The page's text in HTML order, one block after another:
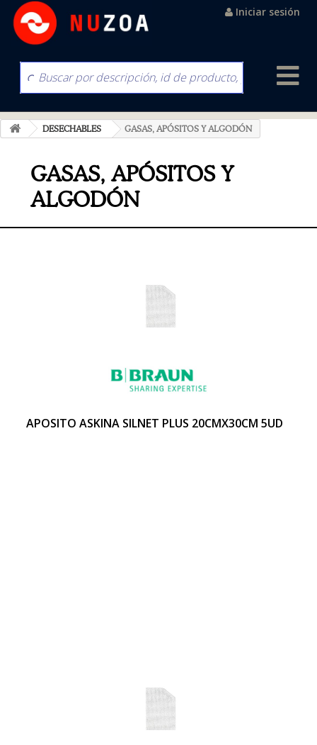
Iniciar sesión
DESECHABLES GASAS, APÓSITOS Y ALGODÓN
GASAS, APÓSITOS Y
ALGODÓN
APOSITO ASKINA SILNET PLUS 20CMX30CM 5UD